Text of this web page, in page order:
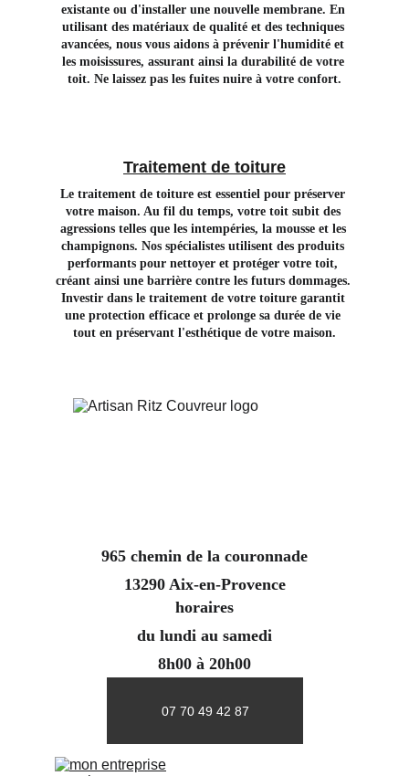
965 chemin de la couronnade
13290 Aix-en-Provence
horaires
du lundi au samedi
8h00 à 20h00
07 70 49 42 87
existante ou d'installer une nouvelle membrane. En
utilisant des matériaux de qualité et des techniques
avancées, nous vous aidons à prévenir l'humidité et
les moisissures, assurant ainsi la durabilité de votre
toit. Ne laissez pas les fuites nuire à votre confort.
Traitement de toiture
Le traitement de toiture est essentiel pour préserver
votre maison. Au fil du temps, votre toit subit des
agressions telles que les intempéries, la mousse et les
champignons. Nos spécialistes utilisent des produits
performants pour nettoyer et protéger votre toit,
créant ainsi une barrière contre les futurs dommages.
Investir dans le traitement de votre toiture garantit
une protection efficace et prolonge sa durée de vie
tout en préservant l'esthétique de votre maison.